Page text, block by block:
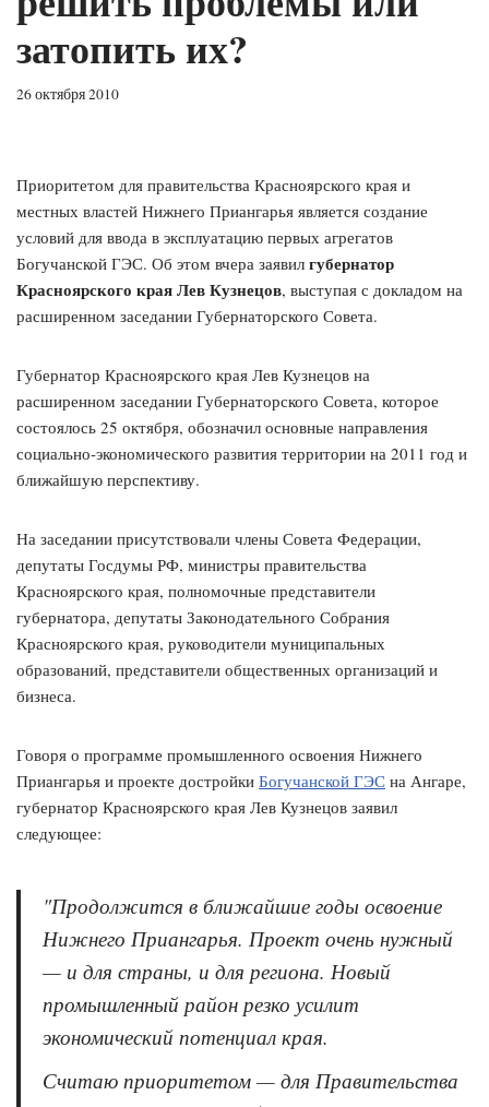
затопить их?
26 октября 2010
Приоритетом для правительства Красноярского края и
местных властей Нижнего Приангарья является создание
условий для ввода в эксплуатацию первых агрегатов
Богучанской ГЭС. Об этом вчера заявил губернатор
Красноярского края Лев Кузнецов, выступая с докладом на
расширенном заседании Губернаторского Совета.
Губернатор Красноярского края Лев Кузнецов на
расширенном заседании Губернаторского Совета, которое
состоялось 25 октября, обозначил основные направления
социально-экономического развития территории на 2011 год и
ближайшую перспективу.
На заседании присутствовали члены Совета Федерации,
депутаты Госдумы РФ, министры правительства
Красноярского края, полномочные представители
губернатора, депутаты Законодательного Собрания
Красноярского края, руководители муниципальных
образований, представители общественных организаций и
бизнеса.
Говоря о программе промышленного освоения Нижнего
Приангарья и проекте достройки Богучанской ГЭС на Ангаре,
губернатор Красноярского края Лев Кузнецов заявил
следующее:
"Продолжится в ближайшие годы освоение
Нижнего Приангарья. Проект очень нужный
— и для страны, и для региона. Новый
промышленный район резко усилит
экономический потенциал края.
Считаю приоритетом — для Правительства